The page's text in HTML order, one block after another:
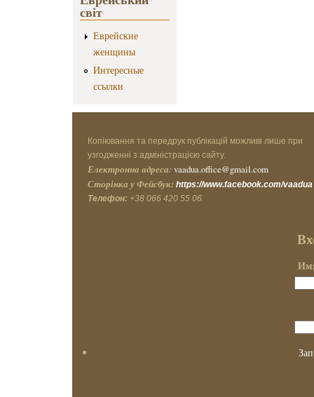
світ
Еврейские
женщины
Интересные
ссылки
Копіювання та передрук публікацій можливі лише при
узгодженні з адміністрацією сайту.
Електронна адреса: vaadua.office@gmail.com
Сторінка у Фейсбук: https://www.facebook.com/vaadua
Телефон: +38 066 420 55 06.